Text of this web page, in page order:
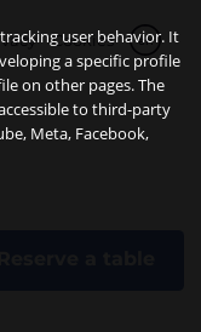
Cookies en
user behavior. It
a specific profile
on other pages. The
to third-party
Meta, Facebook,